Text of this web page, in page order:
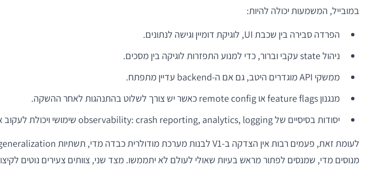
במובייל, המשמעות יכולה להיות:
הפרדה סבירה בין שכבת UI, לוגיקת דומיין וגישה לנתונים.
ניהול state עקבי וברור, כדי למנוע התפזרות לוגיקה בין מסכים.
ממשקי API מוגדרים היטב, גם אם ה-backend עדיין מתפתח.
מנגנון feature flags או remote config כאשר יש צורך לשלוט בהתנהגות לאחר ההשקה.
יסודות בסיסיים של observability: crash reporting, analytics, logging שימושי ויכולת לעקוב אחרי זרמי משתמש.
מנוסים מדי, שמנסים לפתור מראש בעיות שאולי לעולם לא יתממשו. מצד שני, צוותים צעירים נוטים